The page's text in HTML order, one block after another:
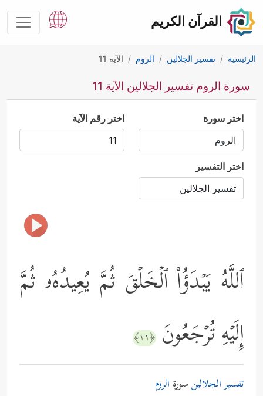
القرآن الكريم
الرئيسية تفسير الجلالين الروم الآية 11
سورة الروم تفسير الجلالين الآية 11
اختر سورة اختر رقم الآية
اختر التفسير
ٱللَّهُ یَبۡدَؤُاْ ٱلۡخَلۡقَ ثُمَّ یُعِیدُهُۥ ثُمَّ
إِلَیۡهِ تُرۡجَعُونَ ﴿١١﴾
تفسير الجلالينسورة الروم